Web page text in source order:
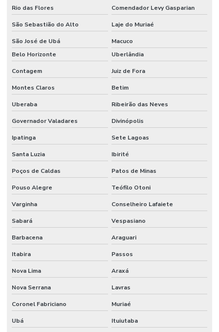
Rio das Flores Comendador Levy Gasparian
São Sebastião do Alto Laje do Muriaé
São José de Ubá
Macuco
Belo Horizonte
Uberlândia
Contagem Juiz de Fora
Montes Claros Betim
Uberaba Ribeirão das Neves
Governador Valadares Divinópolis
Ipatinga Sete Lagoas
Santa Luzia Ibirité
Poços de Caldas Patos de Minas
Pouso Alegre Teófilo Otoni
Varginha Conselheiro Lafaiete
Sabará Vespasiano
Barbacena Araguari
Itabira Passos
Nova Lima Araxá
Nova Serrana Lavras
Coronel Fabriciano Muriaé
Ubá Ituiutaba